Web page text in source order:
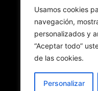
Usamos cookies
navegación,
personalizados y
“Aceptar todo”
de las cookies.
Personalizar
Una
-